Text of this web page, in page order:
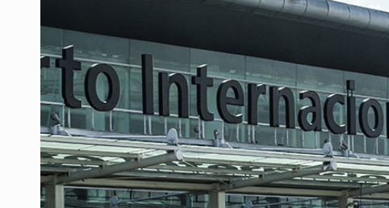
Fiscalía exhuma 126 cuerpos de 32
Al archivo la mitad de quejas contra el
Ya hay solicitud de audiencia de
Vecinos acusan retiro de árboles; Ijalvi
Buscan mantener tradiciones con
Apoyarán a mujeres con cáncer con 40